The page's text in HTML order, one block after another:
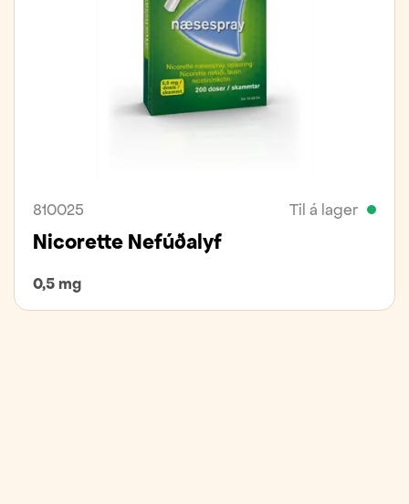
810025 Til á lager
Nicorette Nefúðalyf
0,5 mg